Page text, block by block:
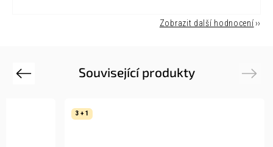
Zobrazit další hodnocení
Související produkty
Previous
3 + 1
Next